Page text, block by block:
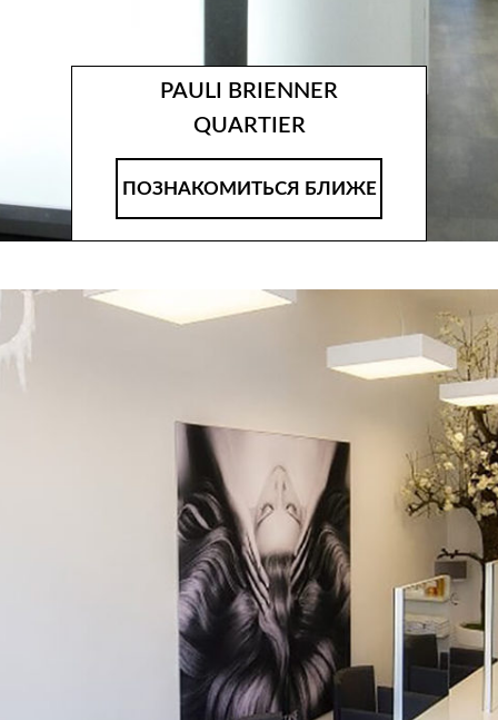
PAULI BRIENNER
QUARTIER
ПОЗНАКОМИТЬСЯ БЛИЖЕ